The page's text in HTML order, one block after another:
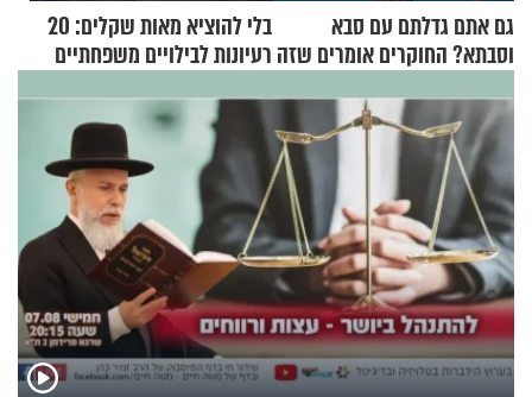
גם אתם גדלתם עם סבא
וסבתא? החוקרים אומרים שזה
בלי להוציא מאות שקלים: 20
רעיונות לבילויים משפחתיים